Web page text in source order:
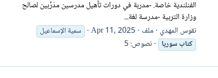
الفنلندية خاصة. -مدربة في دورات تأهيل مدرسين مدّرِّبين لصالح
وزارة التربية -مدرسة لغة...
نقوس المهدي ملف Apr 11, 2025
سمية الإسماعيل
كتابسوريا نصوص: 5